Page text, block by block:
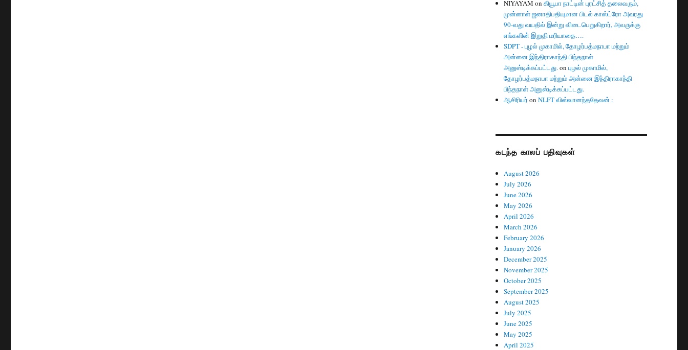
NIYAYAM onகியூபா நாட்டின் புரட்சித் தலைவரும்,
முன்னாள் ஜனாதிபதியுமான பிடல் காஸ்ட்ரோ அவரது
90-வது வயதில் இன்று விடைபெறுகிறார், அவருக்கு
எங்களின் இறுதி மரியாதை….
SDPT - புழல் முகாமில், தோழர்பத்மநாபா மற்றும்
அன்னை இந்திராகாந்தி பிந்தநாள்
அனுஸ்டிக்கப்பட்டது.onபுழல் முகாமில்,
தோழர்பத்மநாபா மற்றும் அன்னை இந்திராகாந்தி
பிந்தநாள் அனுஸ்டிக்கப்பட்டது.
ஆசிரியர் onNLFT விஸ்வானந்ததேவன் :
கடந்த காலப் பதிவுகள்
August 2026
July 2026
June 2026
May 2026
April 2026
March 2026
February 2026
January 2026
December 2025
November 2025
October 2025
September 2025
August 2025
July 2025
June 2025
May 2025
April 2025